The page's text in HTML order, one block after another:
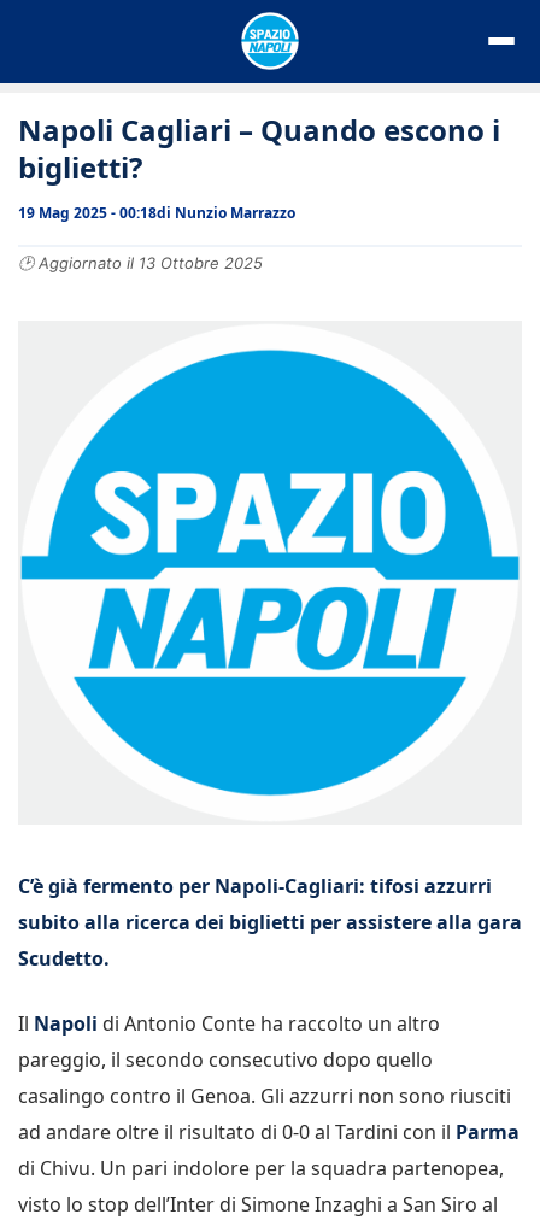
Napoli Cagliari – Quando escono i
biglietti?
19 Mag 2025 - 00:18di Nunzio Marrazzo
🕑 Aggiornato il 13 Ottobre 2025
C’è già fermento per Napoli-Cagliari: tifosi azzurri
subito alla ricerca dei biglietti per assistere alla gara
Scudetto.
Il Napoli di Antonio Conte ha raccolto un altro
pareggio, il secondo consecutivo dopo quello
casalingo contro il Genoa. Gli azzurri non sono riusciti
ad andare oltre il risultato di 0-0 al Tardini con il Parma
di Chivu. Un pari indolore per la squadra partenopea,
visto lo stop dell’Inter di Simone Inzaghi a San Siro al